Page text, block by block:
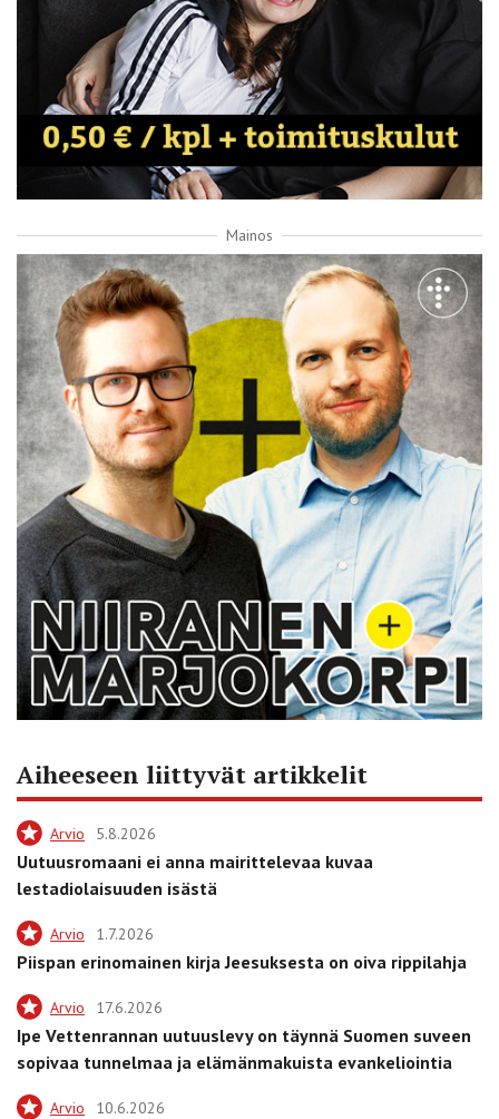
Mainos
Aiheeseen liittyvät artikkelit
Arvio 5.8.2026
Uutuusromaani ei anna mairittelevaa kuvaa
lestadiolaisuuden isästä
Arvio 1.7.2026
Piispan erinomainen kirja Jeesuksesta on oiva rippilahja
Arvio 17.6.2026
Ipe Vettenrannan uutuuslevy on täynnä Suomen suveen
sopivaa tunnelmaa ja elämänmakuista evankeliointia
Arvio 10.6.2026